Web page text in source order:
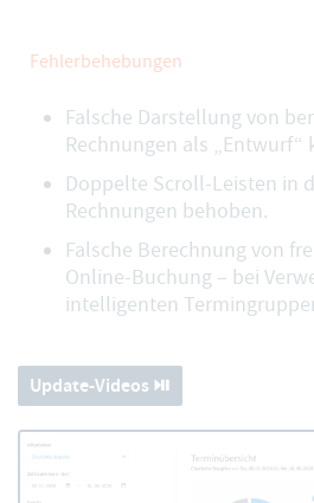
Fehlerbehebungen
Falsche Darstellung von
Rechnungen als „Entwurf“
Doppelte Scroll-Leisten in
Rechnungen behoben.
Falsche Berechnung von
Online-Buchung – bei
intelligenten
Update-Videos ⏯️